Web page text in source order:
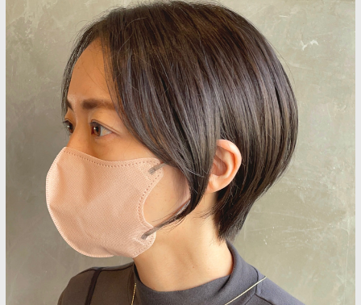
コンセプト
スタッフ
メニュー
ヘアギャラリー
プロダクト
アクセス
採用情報
ブログ